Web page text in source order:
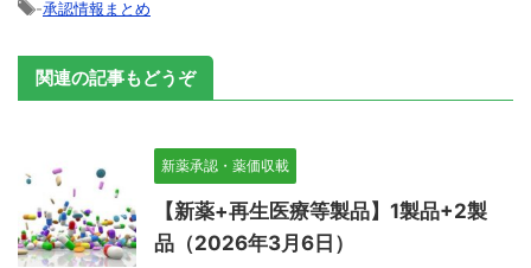
-承認情報まとめ
関連の記事もどうぞ
新薬承認・薬価収載
【新薬+再生医療等製品】1製品+2製
品（2026年3月6日）